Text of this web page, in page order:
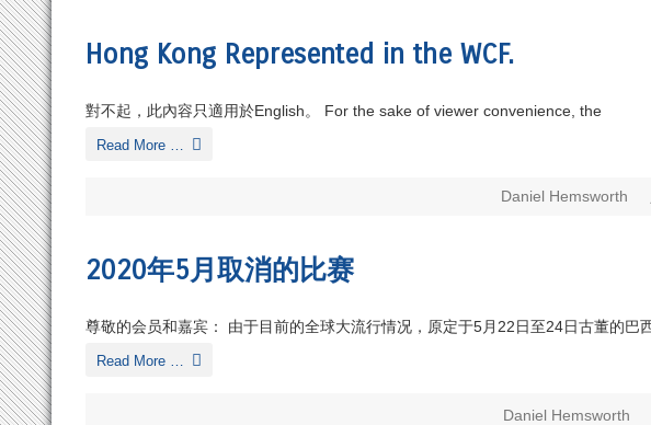
Hong Kong Represented in the WCF.
對不起，此內容只適用於English。 For the sake of viewer convenience, the
Read More …
Daniel Hemsworth
2020年5月取消的比赛
尊敬的会员和嘉宾： 由于目前的全球大流行情况，原定于5月22日至24日古董的巴
Read More …
Daniel Hemsworth